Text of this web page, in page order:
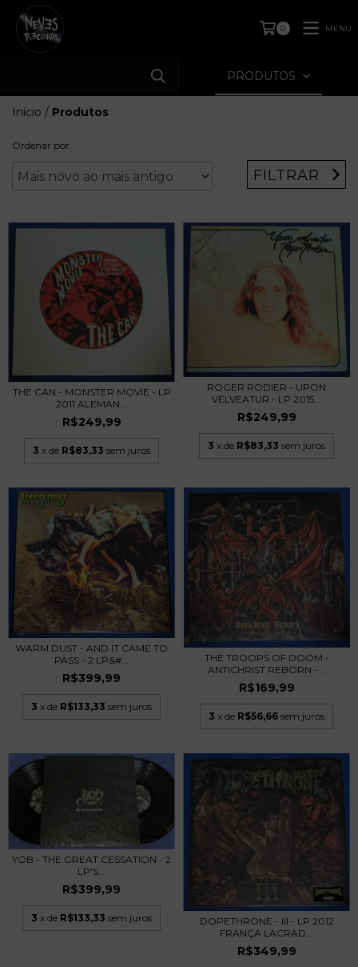
0 MENU
PRODUTOS
Início / Produtos
Ordenar por
FILTRAR
THE CAN - MONSTER MOVIE - LP
2011 ALEMAN...
R$249,99
3 x de R$83,33 sem juros
ROGER RODIER - UPON
VELVEATUR - LP 2015...
R$249,99
3 x de R$83,33 sem juros
WARM DUST - AND IT CAME TO
PASS - 2 LP&#...
R$399,99
3 x de R$133,33 sem juros
THE TROOPS OF DOOM -
ANTICHRIST REBORN -...
R$169,99
3 x de R$56,66 sem juros
YOB - THE GREAT CESSATION - 2
LP'S...
R$399,99
3 x de R$133,33 sem juros
DOPETHRONE - III - LP 2012
FRANÇA LACRAD...
R$349,99